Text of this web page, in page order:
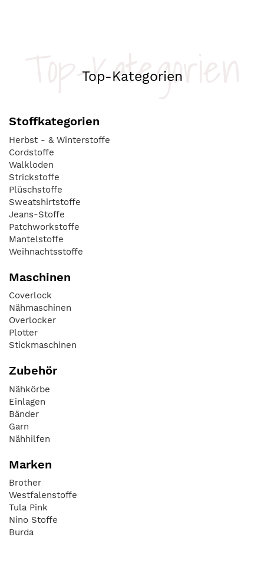
Top-Kategorien
Top-Kategorien
Stoffkategorien
Herbst - & Winterstoffe
Cordstoffe
Walkloden
Strickstoffe
Plüschstoffe
Sweatshirtstoffe
Jeans-Stoffe
Patchworkstoffe
Mantelstoffe
Weihnachtsstoffe
Maschinen
Coverlock
Nähmaschinen
Overlocker
Plotter
Stickmaschinen
Zubehör
Nähkörbe
Einlagen
Bänder
Garn
Nähhilfen
Marken
Brother
Westfalenstoffe
Tula Pink
Nino Stoffe
Burda